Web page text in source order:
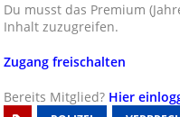
Du musst das Premium
Inhalt zuzugreifen.
Zugang freischalten
Bereits Mitglied? Hier